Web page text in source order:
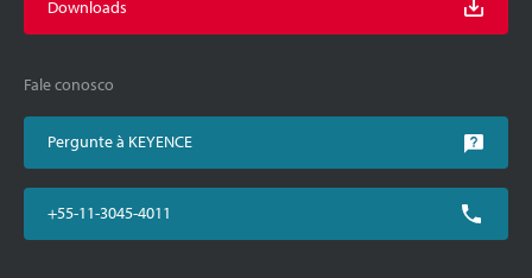
Downloads
Fale conosco
Pergunte à KEYENCE
+55-11-3045-4011